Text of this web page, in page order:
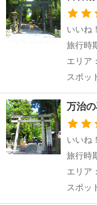
いいね
旅行時
エリア
スポッ
万治
いいね
旅行時
エリア
スポッ